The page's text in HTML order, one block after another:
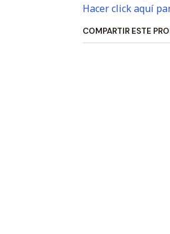
Hacer click aquí
COMPARTIR ESTE